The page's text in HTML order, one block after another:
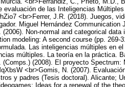
evaluación de las Inteligencias
<br>Ferrer, J.R. (2018). Juegos,
Miguel Hernández
(2006). Non-normal and categorical
modeling: A second course (pp.
Las inteligencias múltiples en
múltiples. La teoría en la práctica.
(Comps.) (2008). El proyecto
<br>Gomis, N. (2007).
y padres (Tesis doctoral). Alicante;
Ideas for a renewal of the